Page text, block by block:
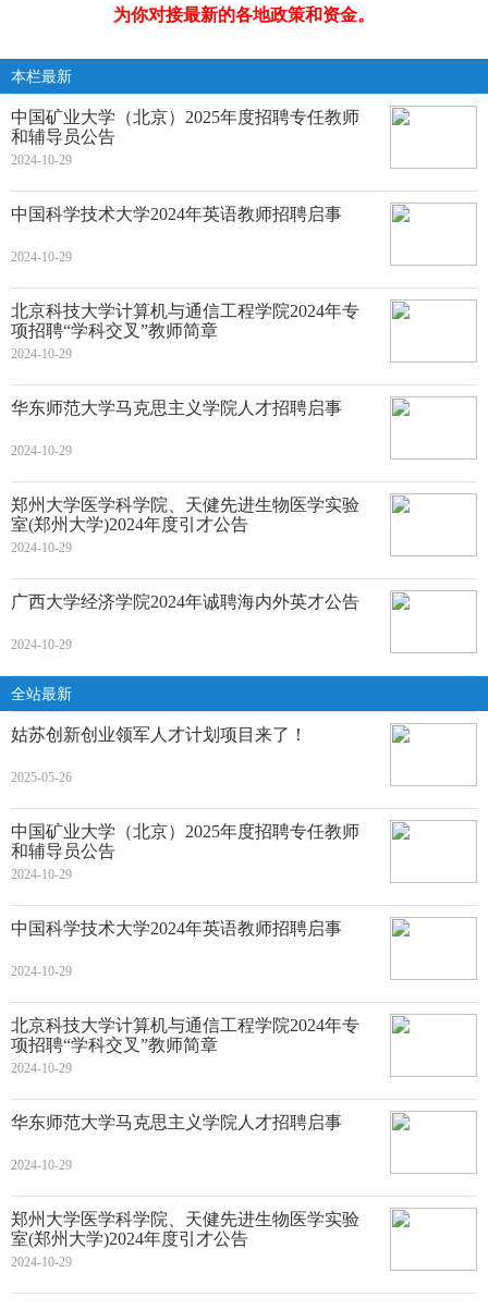
为你对接最新的各地政策和资金。
本栏最新
中国矿业大学（北京）2025年度招聘专任教师
和辅导员公告
2024-10-29
中国科学技术大学2024年英语教师招聘启事
2024-10-29
北京科技大学计算机与通信工程学院2024年专
项招聘“学科交叉”教师简章
2024-10-29
华东师范大学马克思主义学院人才招聘启事
2024-10-29
郑州大学医学科学院、天健先进生物医学实验
室(郑州大学)2024年度引才公告
2024-10-29
广西大学经济学院2024年诚聘海内外英才公告
2024-10-29
全站最新
姑苏创新创业领军人才计划项目来了！
2025-05-26
中国矿业大学（北京）2025年度招聘专任教师
和辅导员公告
2024-10-29
中国科学技术大学2024年英语教师招聘启事
2024-10-29
北京科技大学计算机与通信工程学院2024年专
项招聘“学科交叉”教师简章
2024-10-29
华东师范大学马克思主义学院人才招聘启事
2024-10-29
郑州大学医学科学院、天健先进生物医学实验
室(郑州大学)2024年度引才公告
2024-10-29